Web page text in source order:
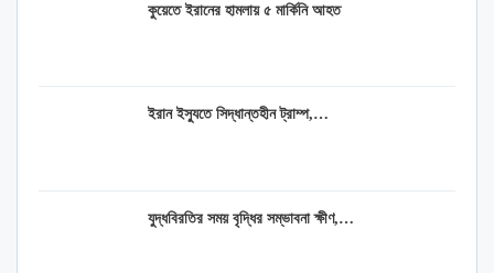
কুয়েতে ইরানের হামলায় ৫ মার্কিনি আহত
ইরান ইস্যুতে সিদ্ধান্তহীন ট্রাম্প,…
যুদ্ধবিরতির সময় বৃদ্ধির সম্ভাবনা ক্ষীণ,…